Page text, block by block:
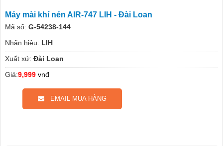
Máy mài khí nén AIR-747 LIH - Đài Loan
Mã số: G-54238-144
Nhãn hiệu: LIH
Xuất xứ: Đài Loan
Giá:9,999 vnđ
EMAIL MUA HÀNG